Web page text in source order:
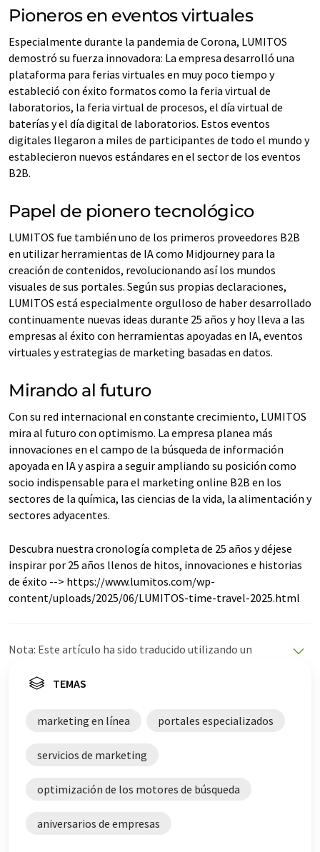
Pioneros en eventos virtuales
Especialmente durante la pandemia de Corona, LUMITOS
demostró su fuerza innovadora: La empresa desarrolló una
plataforma para ferias virtuales en muy poco tiempo y
estableció con éxito formatos como la feria virtual de
laboratorios, la feria virtual de procesos, el día virtual de
baterías y el día digital de laboratorios. Estos eventos
digitales llegaron a miles de participantes de todo el mundo y
establecieron nuevos estándares en el sector de los eventos
B2B.
Papel de pionero tecnológico
LUMITOS fue también uno de los primeros proveedores B2B
en utilizar herramientas de IA como Midjourney para la
creación de contenidos, revolucionando así los mundos
visuales de sus portales. Según sus propias declaraciones,
LUMITOS está especialmente orgulloso de haber desarrollado
continuamente nuevas ideas durante 25 años y hoy lleva a las
empresas al éxito con herramientas apoyadas en IA, eventos
virtuales y estrategias de marketing basadas en datos.
Mirando al futuro
Con su red internacional en constante crecimiento, LUMITOS
mira al futuro con optimismo. La empresa planea más
innovaciones en el campo de la búsqueda de información
apoyada en IA y aspira a seguir ampliando su posición como
socio indispensable para el marketing online B2B en los
sectores de la química, las ciencias de la vida, la alimentación y
sectores adyacentes.
Descubra nuestra cronología completa de 25 años y déjese
inspirar por 25 años llenos de hitos, innovaciones e historias
de éxito --> https://www.lumitos.com/wp-
content/uploads/2025/06/LUMITOS-time-travel-2025.html
Nota: Este artículo ha sido traducido utilizando un
ofrece estas traducciones automáticas para presentar
este artículo ha sido traducido con traducción
automática, es posible que contenga errores de
vocabulario, sintaxis o gramática. El artículo original en
aquí
TEMAS
marketing en línea portales especializados
servicios de marketing
optimización de los motores de búsqueda
aniversarios de empresas